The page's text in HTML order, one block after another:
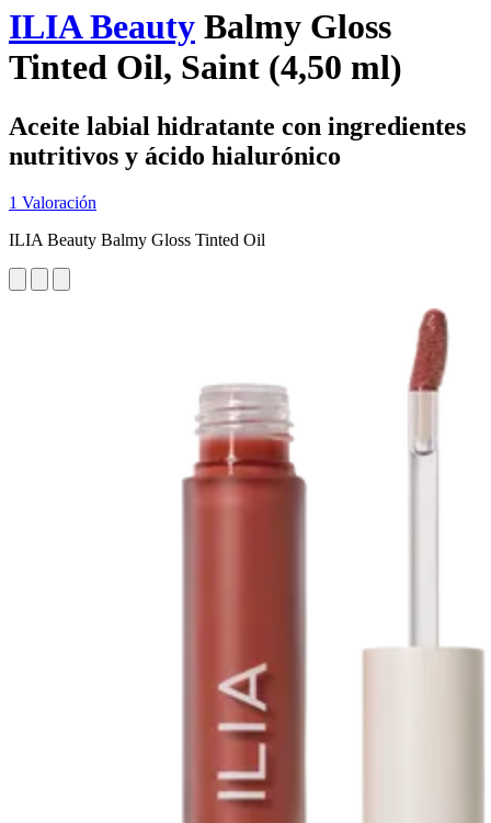
ILIA Beauty Balmy Gloss
Tinted Oil, Saint (4,50 ml)
Aceite labial hidratante con ingredientes
nutritivos y ácido hialurónico
1 Valoración
ILIA Beauty Balmy Gloss Tinted Oil